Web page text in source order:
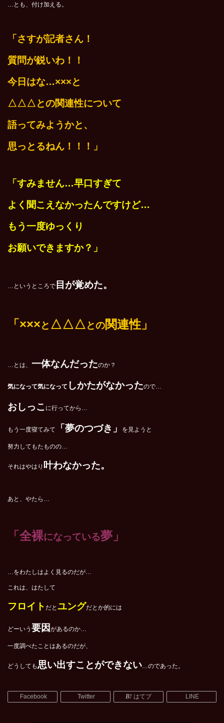
…とも、付け加える。
「さすが記者さん！
質問が鋭いわ！！
今日はな…×××と
△△△との関連性について
語ってみようかと、
思っとるねん！！！ 」
「すみません…早口すぎて
よく聞こえなかったんですけど…
もう一度ゆっくり
お願いできますか？」
…というところで 目が覚めた。
「×××と △△△ との関連性 」
…とは、 一体なんだったのか？
気になって気になって しかたがなかったので…
おしっこ に行ってから…
もう一度寝てみて 「夢のつづき」 を見ようと
努力してもたものの…
それはやはり 叶わなかった。
あと、やたら…
「全裸になっている夢」
…をわたしはよく見るのだが…
これは、はたして
フロイト だとユングだとか的には
どーいう 要因 があるのか…
一度調べたことはあるのだが、
どうしても思い出すことができない…のであった。
Facebook Twitter はてブ LINE